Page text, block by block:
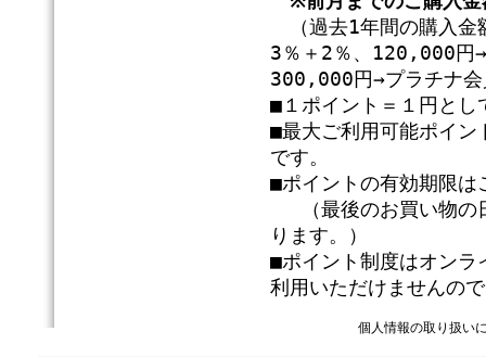
（過去1年間の購入
3％＋2％、120,000円
300,000円→プラチナ会
■１ポイント＝１円とし
■最大ご利用可能ポイン
です。
■ポイントの有効期限は
（最後のお買い物の
ります。）
■ポイント制度はオン
利用いただけませんの
個人情報の取り扱い